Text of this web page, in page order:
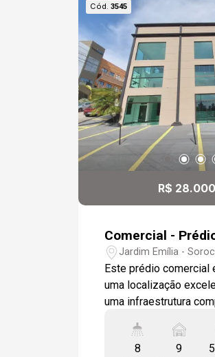
Cód. 3545
R$
Comercial -
Jardim Emília -
Este prédio comercial
uma localização
uma infraestrutura
empresariais. Com
para aproximadamente
8
9